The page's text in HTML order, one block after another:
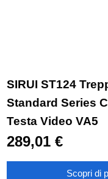
SIRUI ST124
Standard Series
Testa Video VA5
289,01 €
Scopri di